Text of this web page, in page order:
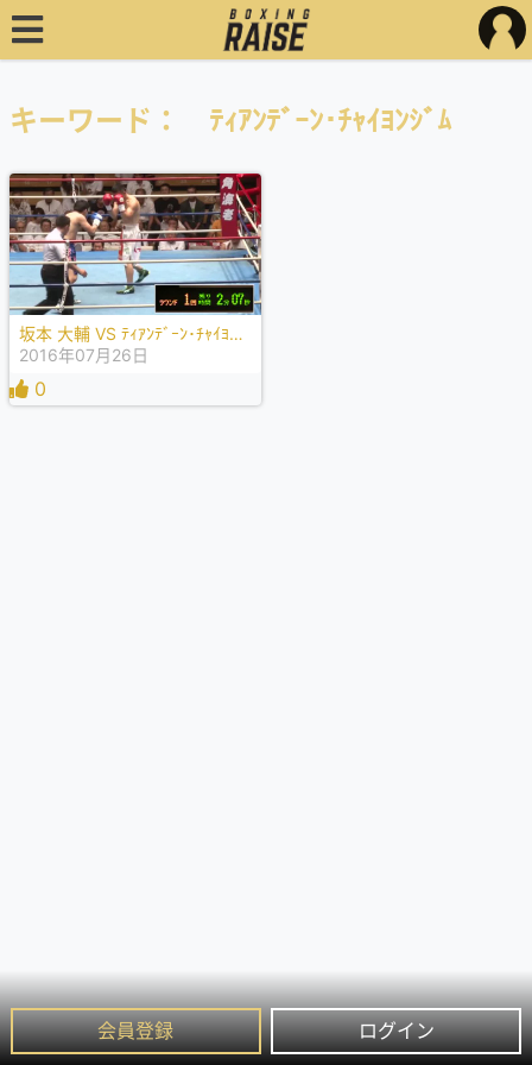
会員登録 ログイン
キーワード： ﾃｨｱﾝﾃﾞｰﾝ･ﾁｬｲﾖﾝｼﾞﾑ
坂本 大輔 VS ﾃｨｱﾝﾃﾞｰﾝ･ﾁｬｲﾖﾝｼﾞﾑ
2016年07月26日
0